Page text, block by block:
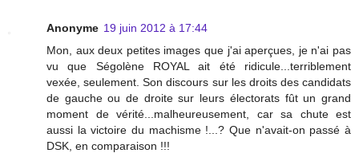
Anonyme 19 juin 2012 à 17:44
Mon, aux deux petites images que j'ai aperçues, je n'ai pas
vu que Ségolène ROYAL ait été ridicule...terriblement
vexée, seulement. Son discours sur les droits des candidats
de gauche ou de droite sur leurs électorats fût un grand
moment de vérité...malheureusement, car sa chute est
aussi la victoire du machisme !...? Que n'avait-on passé à
DSK, en comparaison !!!